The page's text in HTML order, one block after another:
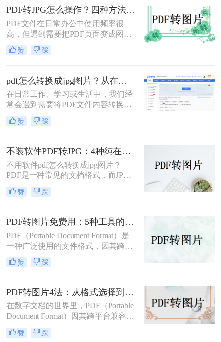
结论，再逐一拆解操作步骤，您可根
据转换频率、图片质量要求和隐私需
求快速选择。
PDF转JPG怎么操作？四种方法实测对比，附各场景最优选！
PDF文件在日常办公中使用频率很
高，但遇到需要把PDF页面变成图片
插入文档、发微信、上传到只接受图
片格式的平台时，就得做格式转换。
据安全方面差异很大——截图法可能
模糊失真，在线工具有隐私顾虑，专
业软件又需要安装。选错方法不仅浪
费时间，还可能得到画质差的图片。
赞 踩
pdf怎么转换成jpg图片？从在线工具到专业软件，总有一款适合你！
在日常工作、学习或生活中，我们经
常会遇到需要将PDF文件内容转换为
JPG图片的场景。或许是希望将一份
报告中的图表插入PPT演示，或许是
个文件，又或者是为了在社交媒体上
展示一份精美的文档内容。PDF因其
格式稳定、兼容性强而成为文档分发
的首选，但其不易编辑和截取的特
性，也使得“PDF转JGT”成为一个高
频需求。
赞 踩
不装软件PDF转JPG：4种纯在线方案的转换效果和速度对比！
不用软件pdf怎么转换成jpg图片？
PDF是一种常见的文档格式，而JPG
是一种常见的图片格式。有时候，我
们需要将PDF文件转换成JPG图片。
件，但如果你不想使用这些软件，那
么你可以尝试以下方法。
赞 踩
PDF转图片免费用：5种工具的文件限制和输出质量对比！
PDF（Portable Document Format）是
一种广泛使用的文件格式，因其跨平
台、保持文档格式不变的特点而受到
用户的喜爱。但在某些情况下，我们
式，以便更方便地进行编辑、分享或
嵌入到其他文档中。那么如何免费将
pdf转换成图片呢？本文将介绍几种免
费将PDF转换成图片的方法，并详细
解释其操作步骤和注意事项。
赞 踩
PDF转图片4法：从格式选择到DPI设置的完整操作指南！
在数字文档的世界里，PDF（Portable
Document Format）因其跨平台兼容性
和版面保真度而备受推崇。然而，在
某些情况下，将PDF文件中的页面或
赞 踩